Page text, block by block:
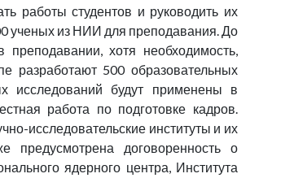
работы студентов и руководить их
ученых из НИИ для преподавания. До
хотя необходимость,
разработают 500 образовательных
исследований будут применены в
работа по подготовке кадров.
исследовательские институты и их
предусмотрена договоренность о
ядерного центра, Института